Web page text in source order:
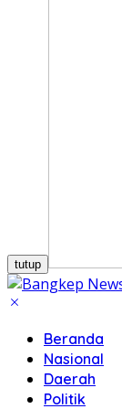
tutup
Beranda
Nasional
Daerah
Politik